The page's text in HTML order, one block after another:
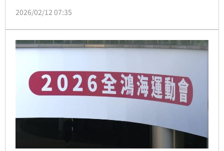
運動嘉年華」，創辦人郭台銘豪氣投下震撼彈，準備總
「1,000萬」現金的超級幸運兒。
2026/02/12 07:35